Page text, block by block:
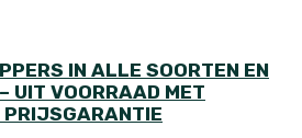
IN ALLE SOORTEN EN
UIT VOORRAAD MET